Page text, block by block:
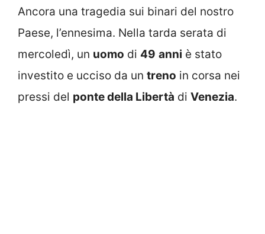
Ancora una tragedia sui binari del nostro
Paese, l’ennesima. Nella tarda serata di
mercoledì, un uomo di 49 anni è stato
investito e ucciso da un treno in corsa nei
pressi del ponte della Libertà di Venezia.